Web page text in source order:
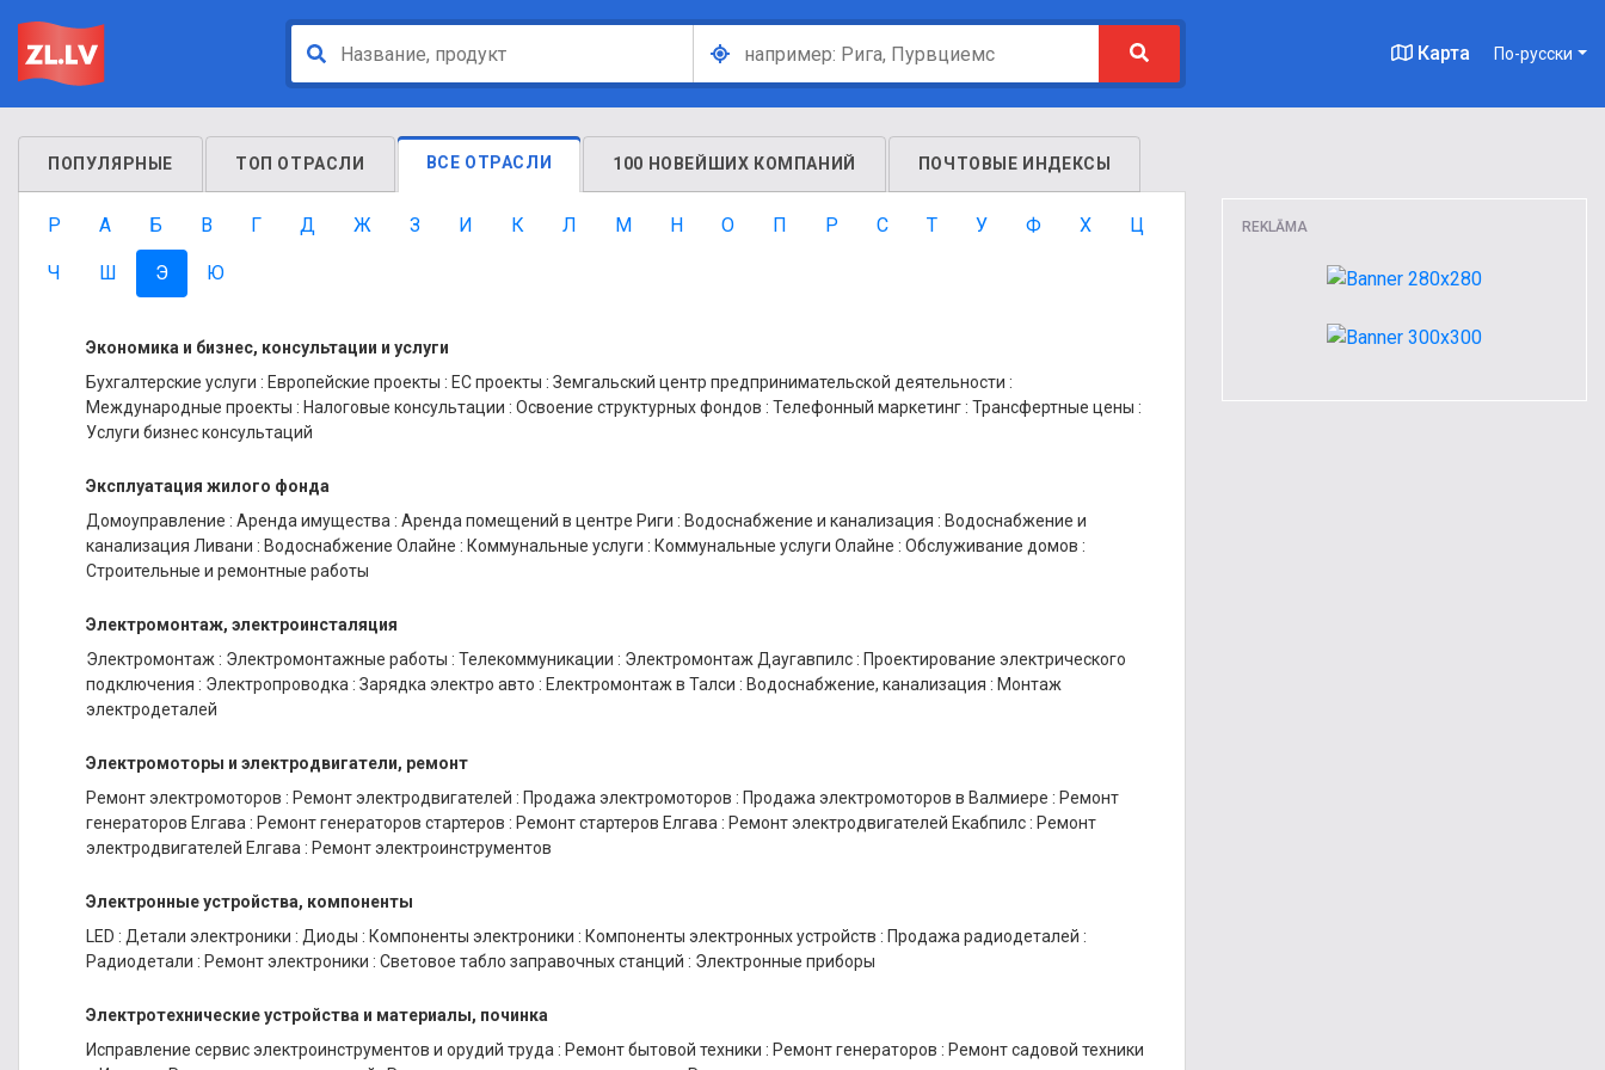
Карта По-русски
ПОПУЛЯРНЫЕ ТОП ОТРАСЛИ ВСЕ ОТРАСЛИ 100 НОВЕЙШИХ КОМПАНИЙ ПОЧТОВЫЕ ИНДЕКСЫ
P А Б В Г Д Ж З И К Л М Н О П Р С Т У Ф Х Ц
Ч Ш Э Ю
Экономика и бизнес, консультации и услуги
Бухгалтерские услуги : Европейские проекты : ЕС проекты : Земгальский центр предпринимательской деятельности :
Международные проекты : Налоговые консультации : Освоение структурных фондов : Телефонный маркетинг : Трансфертные цены :
Услуги бизнес консультаций
Эксплуатация жилого фонда
Домоуправление : Аренда имущества : Аренда помещений в центре Риги : Водоснабжение и канализация : Водоснабжение и
канализация Ливани : Водоснабжение Олайне : Коммунальные услуги : Коммунальные услуги Олайне : Обслуживание домов :
Строительные и ремонтные работы
Электромонтаж, электроинсталяция
Электромонтаж : Электромонтажные работы : Телекоммуникации : Электромонтаж Даугавпилс : Проектирование электрического
подключения : Электропроводка : Зарядка электро авто : Електромонтаж в Талси : Водоснабжение, канализация : Монтаж
электродеталей
Электромоторы и электродвигатели, ремонт
Ремонт электромоторов : Ремонт электродвигателей : Продажа электромоторов : Продажа электромоторов в Валмиере : Ремонт
генераторов Елгава : Ремонт генераторов стартеров : Ремонт стартеров Елгава : Ремонт электродвигателей Екабпилс : Ремонт
электродвигателей Елгава : Ремонт электроинструментов
Электронные устройства, компоненты
LED : Детали электроники : Диоды : Компоненты электроники : Компоненты электронных устройств : Продажа радиодеталей :
Радиодетали : Ремонт электроники : Световое табло заправочных станций : Электронные приборы
Электротехнические устройства и материалы, починка
Исправление сервис электроинструментов и орудий труда : Ремонт бытовой техники : Ремонт генераторов : Ремонт садовой техники
REKLĀMA